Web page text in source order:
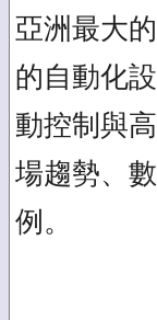
亞洲最大
的自動化
動控制與
場趨勢、
例。